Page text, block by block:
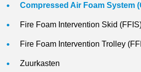
Compressed Air Foam System
Fire Foam Intervention Skid
Fire Foam Intervention Trolley
Zuurkasten